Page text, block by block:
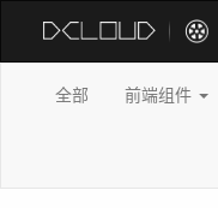
全部 前端组件